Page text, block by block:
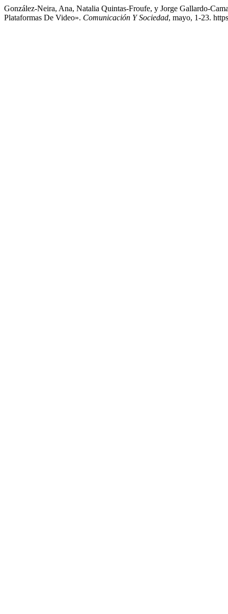
González-Neira, Ana, Natalia Quintas-Froufe, y Jorge Gallardo-
Plataformas De Video». Comunicación Y Sociedad, mayo, 1-23.